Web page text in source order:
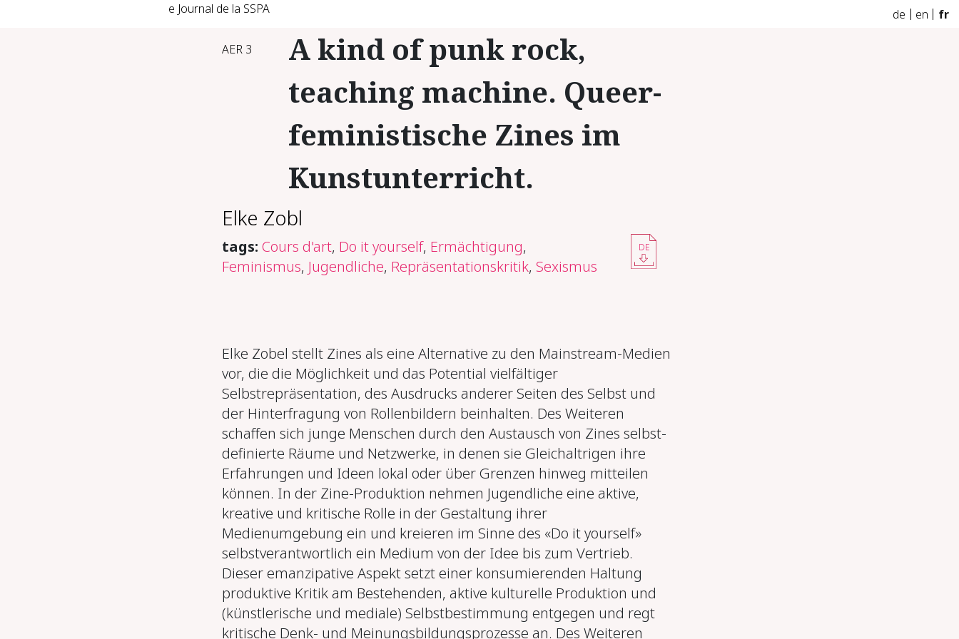
e Journal de la SSPA de en fr
AER 3
A kind of punk rock,
teaching machine. Queer-
feministische Zines im
Kunstunterricht.
Elke Zobl
tags: Cours d'art, Do it yourself, Ermächtigung,
Feminismus, Jugendliche, Repräsentationskritik, Sexismus
DE
Elke Zobel stellt Zines als eine Alternative zu den Mainstream-Medien
vor, die die Möglichkeit und das Potential vielfältiger
Selbstrepräsentation, des Ausdrucks anderer Seiten des Selbst und
der Hinterfragung von Rollenbildern beinhalten. Des Weiteren
schaffen sich junge Menschen durch den Austausch von Zines selbst-
definierte Räume und Netzwerke, in denen sie Gleichaltrigen ihre
Erfahrungen und Ideen lokal oder über Grenzen hinweg mitteilen
können. In der Zine-Produktion nehmen Jugendliche eine aktive,
kreative und kritische Rolle in der Gestaltung ihrer
Medienumgebung ein und kreieren im Sinne des «Do it yourself»
selbstverantwortlich ein Medium von der Idee bis zum Vertrieb.
Dieser emanzipative Aspekt setzt einer konsumierenden Haltung
produktive Kritik am Bestehenden, aktive kulturelle Produktion und
(künstlerische und mediale) Selbstbestimmung entgegen und regt
kritische Denk- und Meinungs­bildungsprozesse an. Des Weiteren